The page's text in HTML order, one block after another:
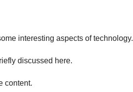
interesting aspects of technology.
discussed here.
content.